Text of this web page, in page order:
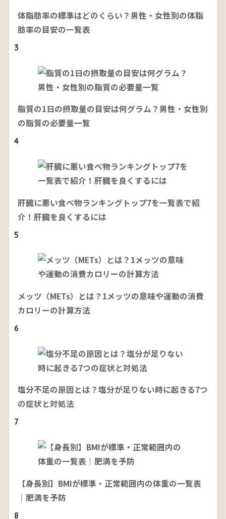
体脂肪率の標準はどのくらい？男性・女性別の体脂
肪率の目安の一覧表
3
脂質の1日の摂取量の目安は何グラム？男性・女性別
の脂質の必要量一覧
4
肝臓に悪い食べ物ランキングトップ7を一覧表で紹
介！肝臓を良くするには
5
メッツ（METs）とは？1メッツの意味や運動の消費
カロリーの計算方法
6
塩分不足の原因とは？塩分が足りない時に起きる7つ
の症状と対処法
7
【身長別】BMIが標準・正常範囲内の体重の一覧表
｜肥満を予防
8